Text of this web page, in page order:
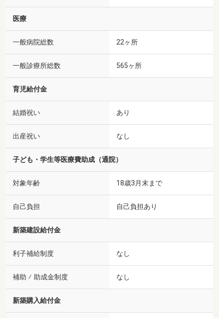
医療
一般病院総数 22ヶ所
一般診療所総数 565ヶ所
育児給付金
結婚祝い あり
出産祝い なし
子ども・学生等医療費助成（通院）
対象年齢 18歳3月末まで
自己負担 自己負担あり
新築建設給付金
利子補給制度 なし
補助 ⁄ 助成金制度 なし
新築購入給付金